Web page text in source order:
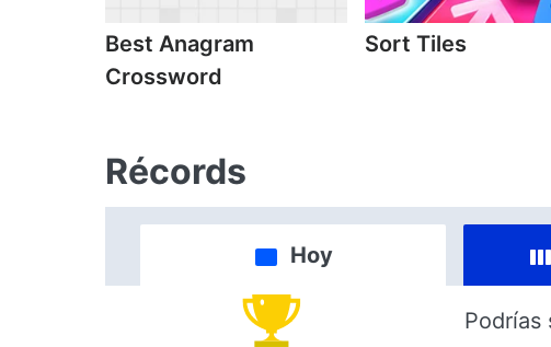
Best Anagram
Crossword
Sort Tiles
Récords
Hoy
Podrías